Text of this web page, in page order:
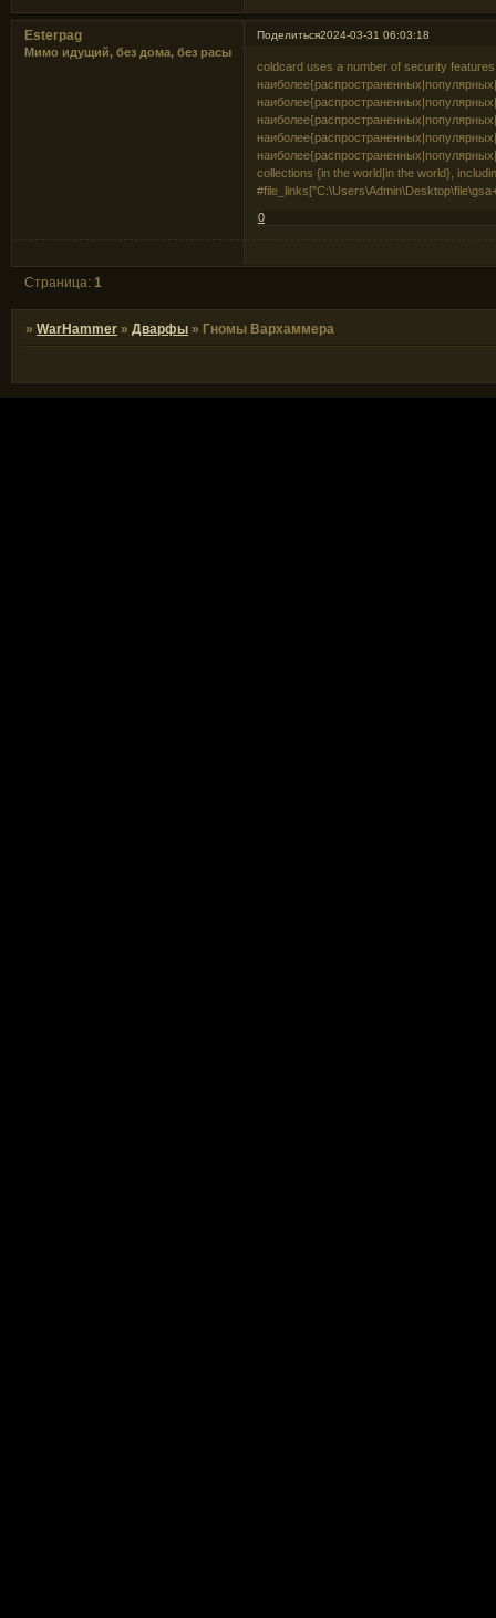
Поделиться2024-03-31 06:03:18
Esterpag
Мимо идущий, без дома, без расы
coldcard uses a number of security
collections {in the world|in the world},
0
Страница:1
»WarHammer »Дварфы » Гномы Вархаммера